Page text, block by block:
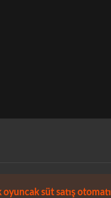
süt satış otomatı